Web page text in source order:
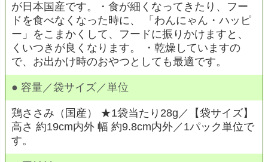
が日本国産です。・食が細くなってきたり、フー
ドを食べなくなった時に、 「わんにゃん・ハッピ
ー」をこまかくして、フードに振りかけますと、
くいつきが良くなります。 ・乾燥していますの
で、お出かけ時のおやつとしても最適です。
● 容量／袋サイズ／単位
鶏ささみ（国産） ★1袋当たり28g ／
【袋サイズ】
高さ 約19cm内外 幅 約9.8cm内外／1パック単位で
す。